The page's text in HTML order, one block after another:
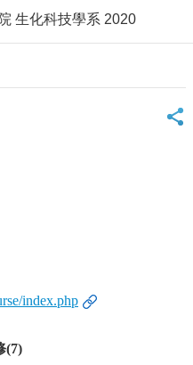
生化科技學系 2020
index.php
(7)